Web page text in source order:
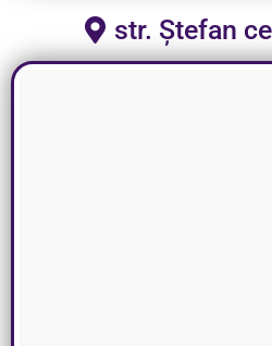
str. Ștefan